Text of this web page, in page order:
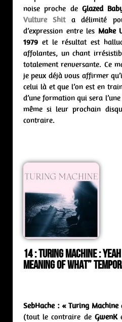
noise proche de Glazed
Vulture Shita délimité
d’expression entre les Make
1979 et le résultat est
affolantes, un chant
totalement renversante. Ce
je peux déjà vous affirmer
celui là et que l’on est en
d’une formation qui sera
même si leur prochain
contraire.
14 : Turing Machine :
meaning of what”
SebHache :« Turing Machine
(tout le contraire de GwenK